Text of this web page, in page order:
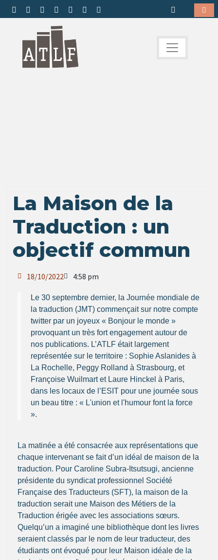
La Maison de la
Traduction : un
objectif commun
18/10/2022 4:58 pm
Le 30 septembre dernier, la Journée mondiale de
la traduction (JMT) commençait sur notre compte
twitter par un joyeux « Bonjour le monde »
provoquant un très fort engagement autour de
nos publications. L’ATLF était largement
représentée sur le territoire : Sophie Aslanides à
La Rochelle, Peggy Rolland à Strasbourg, et
Françoise Wuilmart et Laure Hinckel à Paris,
dans les locaux de l’ESIT pour une journée sous
un beau titre : « L'union et l'humour font la force
».
La matinée a été consacrée aux représentations que
chaque intervenant se fait d’un idéal de maison de la
traduction. Pour Caroline Subra-Itsutsugi, ancienne
présidente du syndicat professionnel Société
Française des Traducteurs (SFT), la maison de la
traduction serait une Maison des Métiers de la
Traduction érigée avec les associations sœurs.
Quelqu’un a imaginé une bibliothèque dont les livres
seraient classés par le nom de leur traducteur, des
étudiants ont évoqué pour leur Maison idéale de la